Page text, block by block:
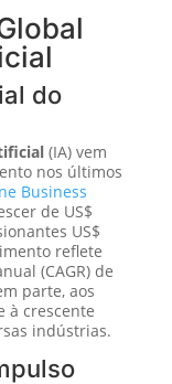
do
(IA) vem
nos últimos
Business
de US$
US$
reflete
(CAGR) de
parte, aos
à crescente
indústrias.